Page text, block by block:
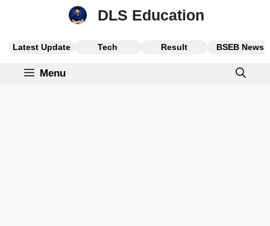
DLS Education
Latest Update Tech Result BSEB News
Menu